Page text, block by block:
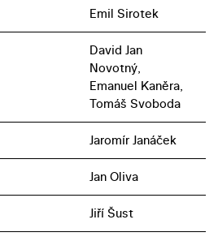
Emil Sirotek
David Jan
Novotný,
Emanuel Kaněra,
Tomáš Svoboda
Jaromír Janáček
Jan Oliva
Jiří Šust